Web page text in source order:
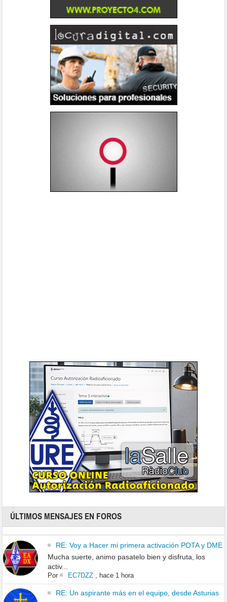
ÚLTIMOS MENSAJES EN FOROS
RE: Voy a Hacer mi primera activación POTA y DME
Mucha suerte, animo pasatelo bien y disfruta, los
activ...
Por EC7DZZ, hace 1 hora
RE: Un aspirante más en el equipo, desde Asturias